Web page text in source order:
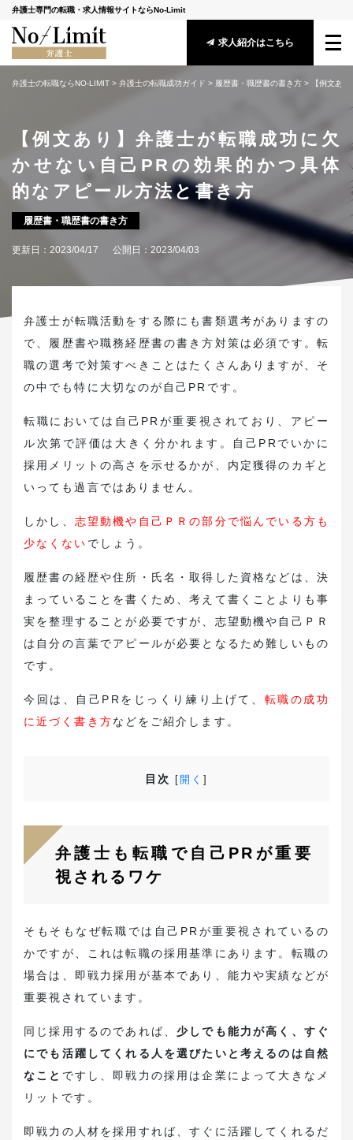
弁護士専門の転職・求人情報サイトならNo-Limit
求人紹介はこちら
転職成功ガイド
アドバイザー紹介
メールマガジン登録
お役立ち資料ダウンロード
転職支援・求人紹介はこちら
弁護士の転職ならNO-LIMIT > 弁護士の転職成功ガイド > 履歴書・職歴書の書き方 > 【例文あ
【例文あり】弁護士が転職成功に欠
かせない自己PRの効果的かつ具体
的なアピール方法と書き方
履歴書・職歴書の書き方
更新日： 2023/04/17 公開日： 2023/04/03
弁護士が転職活動をする際にも書類選考がありますの
で、履歴書や職務経歴書の書き方対策は必須です。転
職の選考で対策すべきことはたくさんありますが、そ
の中でも特に大切なのが自己PRです。
転職においては自己PRが重要視されており、アピー
ル次第で評価は大きく分かれます。自己PRでいかに
採用メリットの高さを示せるかが、内定獲得のカギと
いっても過言ではありません。
しかし、 志望動機や自己ＰＲの部分で悩んでいる方も
少なくない でしょう。
履歴書の経歴や住所・氏名・取得した資格などは、決
まっていることを書くため、考えて書くことよりも事
実を整理することが必要ですが、志望動機や自己ＰＲ
は自分の言葉でアピールが必要となるため難しいもの
です。
今回は、自己PRをじっくり練り上げて、 転職の成功
に近づく書き方などをご紹介します。
目次 開く
弁護士も転職で自己PRが重要
視されるワケ
そもそもなぜ転職では自己PRが重要視されているの
かですが、これは転職の採用基準にあります。転職の
場合は、即戦力採用が基本であり、能力や実績などが
重要視されています。
同じ採用するのであれば、少しでも能力が高く、すぐ
にでも活躍してくれる人を選びたいと考えるのは自然
なこと ですし、即戦力の採用は企業によって大きなメ
リットです。
即戦力の人材を採用すれば、すぐに活躍してくれるだ